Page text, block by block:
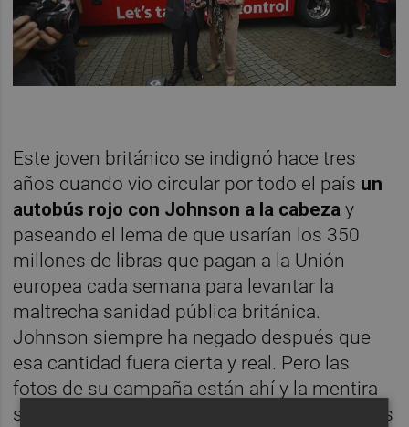
Este joven británico se indignó hace tres
años cuando vio circular por todo el país un
autobús rojo con Johnson a la cabeza y
paseando el lema de que usarían los 350
millones de libras que pagan a la Unión
europea cada semana para levantar la
maltrecha sanidad pública británica.
Johnson siempre ha negado después que
esa cantidad fuera cierta y real. Pero las
fotos de su campaña están ahí y la mentira
sí fue real. Aprovecho para recordárselo a los